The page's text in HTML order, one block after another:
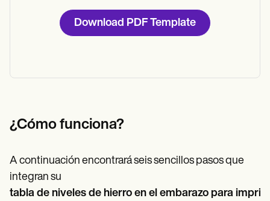
Download PDF Template
¿Cómo funciona?
A continuación encontrará seis sencillos pasos que
integran su
tabla de niveles de hierro en el embarazo para